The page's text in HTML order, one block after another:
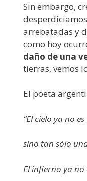
Sin embargo,
arrebatadas y
como hoy
daño de una
tierras, vemos
El poeta
“El cielo ya no
sino tan sólo
El infierno ya no